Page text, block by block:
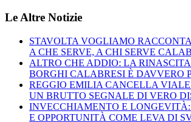
Le Altre Notizie
STAVOLTA VOGLIAMO
A CHE SERVE, A CHI SERVE
ALTRO CHE ADDIO: LA
BORGHI CALABRESI È DAVVERO
REGGIO EMILIA CANCELLA VIALE
UN BRUTTO SEGNALE DI VERO
INVECCHIAMENTO E
E OPPORTUNITÀ COME LEVA DI